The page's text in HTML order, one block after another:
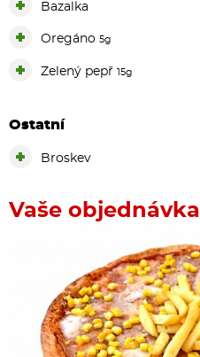
Bazalka
Oregáno 5g
Zelený pepř 15g
Ostatní
Broskev
Vaše objednávka